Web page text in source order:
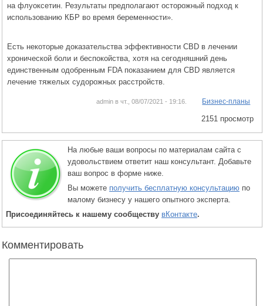
на флуоксетин. Результаты предполагают осторожный подход к
использованию КБР во время беременности».
Есть некоторые доказательства эффективности CBD в лечении
хронической боли и беспокойства, хотя на сегодняшний день
единственным одобренным FDA показанием для CBD является
лечение тяжелых судорожных расстройств.
admin в чт., 08/07/2021 - 19:16. Бизнес-планы
2151 просмотр
На любые ваши вопросы по материалам сайта с
удовольствием ответит наш консультант. Добавьте
ваш вопрос в форме ниже.
Вы можете получить бесплатную консультацию по
малому бизнесу у нашего опытного эксперта.
Присоединяйтесь к нашему сообществу вКонтакте.
Комментировать